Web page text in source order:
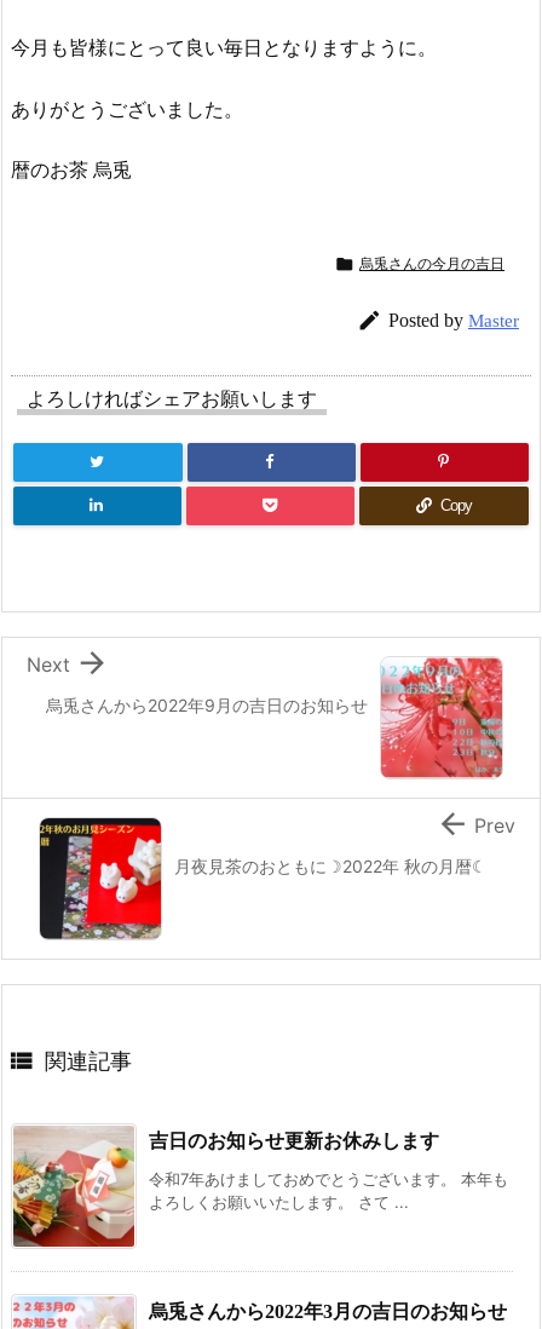
今月も皆様にとって良い毎日となりますように。
ありがとうございました。
暦のお茶 烏兎
 烏兎さんの今月の吉日
 Posted by Master
よろしければシェアお願いします
Copy
烏兎さんから2022年9月の吉日のお知らせ

Next
月夜見茶のおともに☽2022年 秋の月暦☾
 Prev
 関連記事
吉日のお知らせ更新お休みします
令和7年あけましておめでとうございます。 本年も
よろしくお願いいたします。 さて ...
烏兎さんから2022年3月の吉日のお知らせ